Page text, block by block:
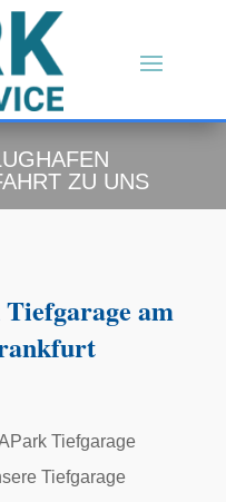
ZU UNS
am
Tiefgarage
Tiefgarage